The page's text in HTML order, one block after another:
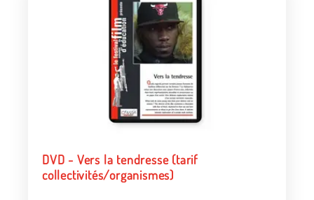
DVD - Vers la tendresse (tarif
collectivités/organismes)